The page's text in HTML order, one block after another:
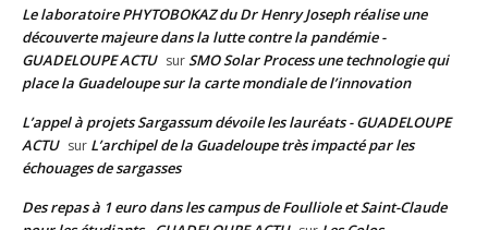
Le laboratoire PHYTOBOKAZ du Dr Henry Joseph réalise une
découverte majeure dans la lutte contre la pandémie -
GUADELOUPE ACTU sur SMO Solar Process une technologie qui
place la Guadeloupe sur la carte mondiale de l’innovation
L’appel à projets Sargassum dévoile les lauréats - GUADELOUPE
ACTU sur L’archipel de la Guadeloupe très impacté par les
échouages de sargasses
Des repas à 1 euro dans les campus de Foulliole et Saint-Claude